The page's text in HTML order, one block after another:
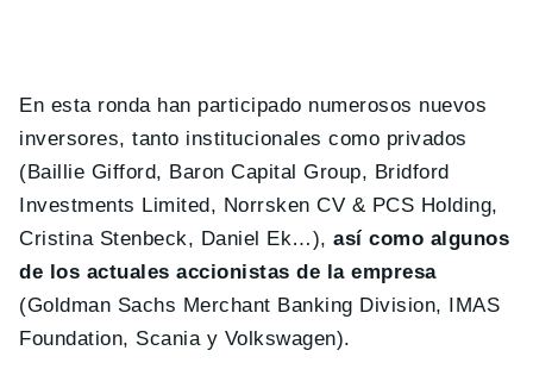
En esta ronda han participado numerosos nuevos
inversores, tanto institucionales como privados
(Baillie Gifford, Baron Capital Group, Bridford
Investments Limited, Norrsken CV & PCS Holding,
Cristina Stenbeck, Daniel Ek…), así como algunos
de los actuales accionistas de la empresa
(Goldman Sachs Merchant Banking Division, IMAS
Foundation, Scania y Volkswagen).